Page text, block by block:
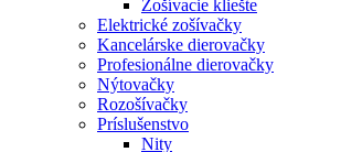
Zošívacie kliešte
Elektrické zošívačky
Kancelárske dierovačky
Profesionálne dierovačky
Nýtovačky
Rozošívačky
Príslušenstvo
Nity